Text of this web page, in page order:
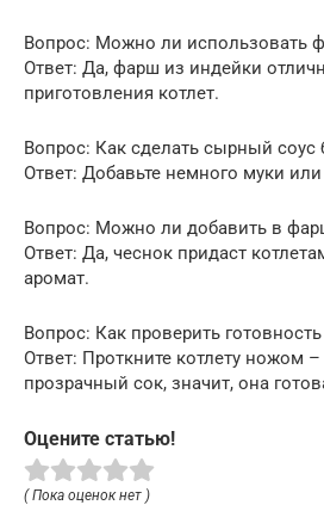
Вопрос: Можно ли использовать
Ответ: Да, фарш из индейки
приготовления котлет.
Вопрос: Как сделать сырный соус
Ответ: Добавьте немного муки
Вопрос: Можно ли добавить в
Ответ: Да, чеснок придаст
аромат.
Вопрос: Как проверить готовность
Ответ: Проткните котлету ножом
прозрачный сок, значит, она
Оцените статью!
( Пока оценок нет )